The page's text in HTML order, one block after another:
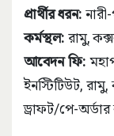
প্রার্থীর ধরন:
কর্মস্থল: রামু,
আবেদন ফি:
ইনস্টিটিউট,
ড্রাফট/পে-